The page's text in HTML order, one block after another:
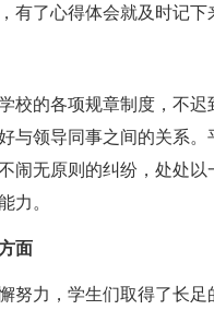
有了心得体会就及时记下
的各项规章制度，不迟
与领导同事之间的关系
闹无原则的纠纷，处处
力。
面
力，学生们取得了长足